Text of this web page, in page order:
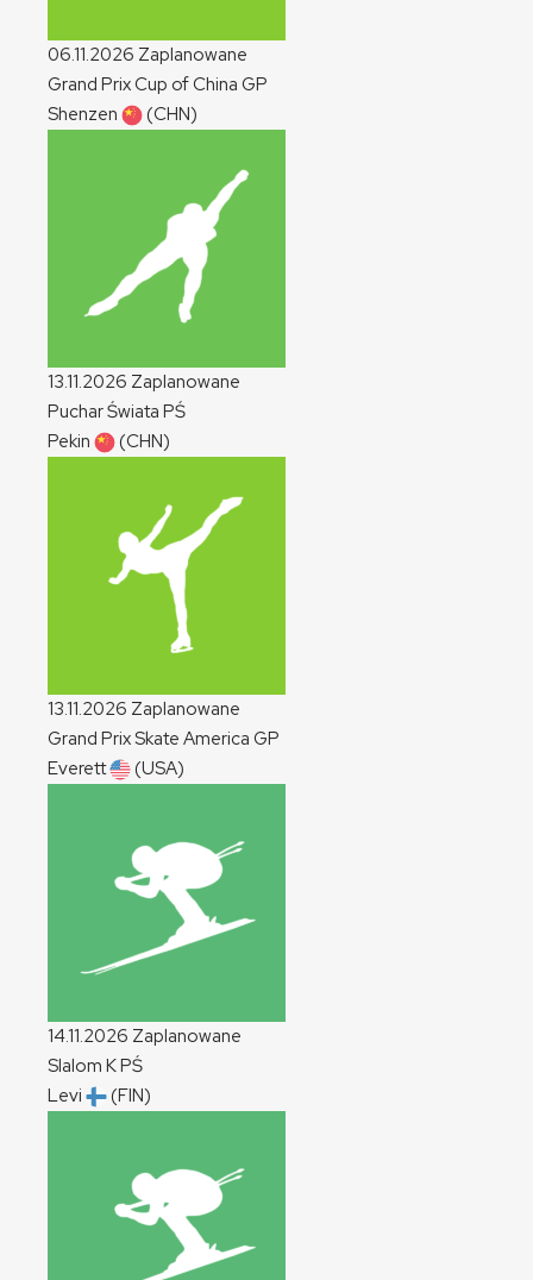
06.11.2026 Zaplanowane
Grand Prix Cup of China GP
Shenzen
(CHN)
13.11.2026 Zaplanowane
Puchar Świata PŚ
Pekin
(CHN)
13.11.2026 Zaplanowane
Grand Prix Skate America GP
Everett
(USA)
14.11.2026 Zaplanowane
Slalom KPŚ
Levi
(FIN)